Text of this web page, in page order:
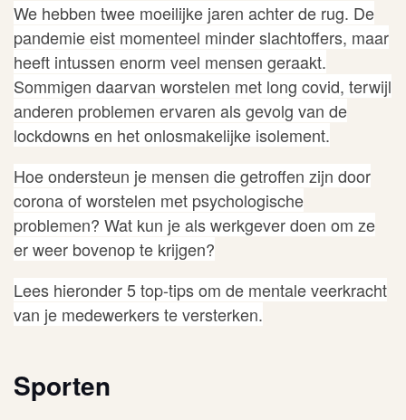
We hebben twee moeilijke jaren achter de rug. De
pandemie eist momenteel minder slachtoffers, maar
heeft intussen enorm veel mensen geraakt.
Sommigen daarvan worstelen met long covid, terwijl
anderen problemen ervaren als gevolg van de
lockdowns en het onlosmakelijke isolement.
Hoe ondersteun je mensen die getroffen zijn door
corona of worstelen met psychologische
problemen? Wat kun je als werkgever doen om ze
er weer bovenop te krijgen?
Lees hieronder 5 top-tips om de mentale veerkracht
van je medewerkers te versterken.
Sporten